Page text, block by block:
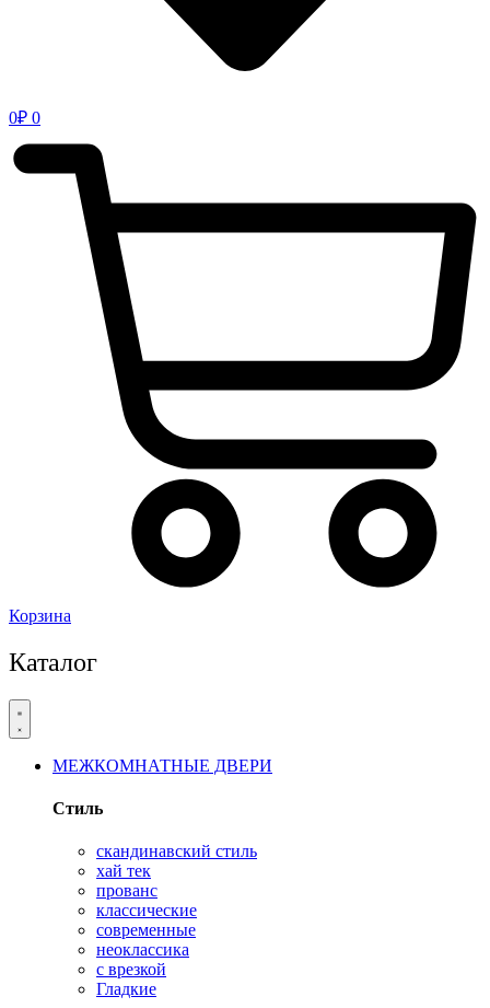
0₽ 0
Корзина
Каталог
МЕЖКОМНАТНЫЕ ДВЕРИ
Стиль
скандинавский стиль
хай тек
прованс
классические
современные
неоклассика
с врезкой
Гладкие